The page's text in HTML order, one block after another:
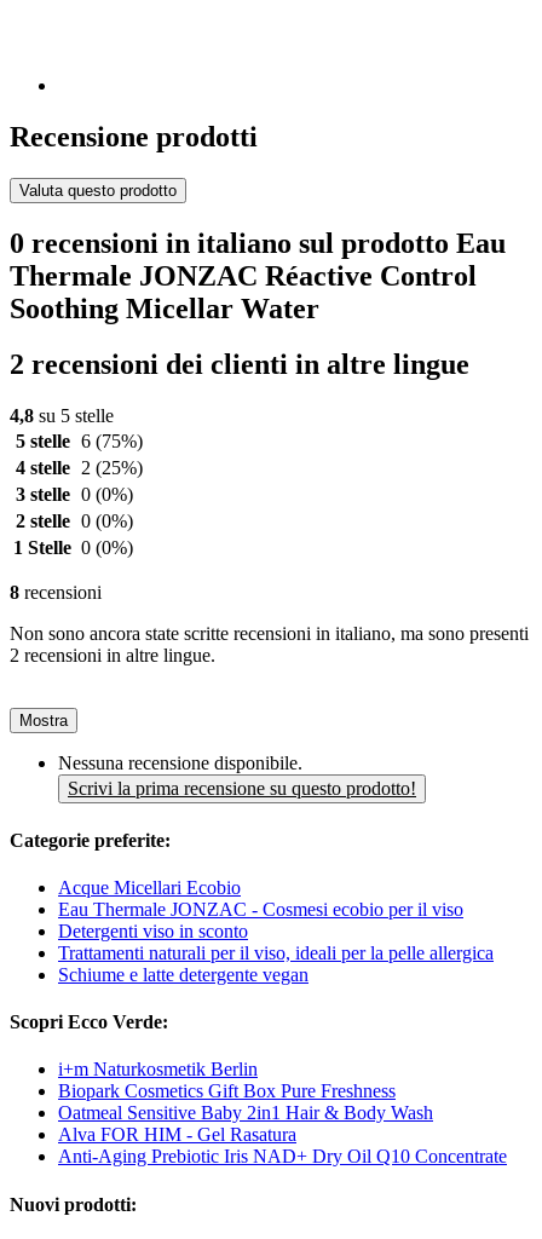
Recensione prodotti
Valuta questo prodotto
0 recensioni in italiano sul prodotto Eau
Thermale JONZAC Réactive Control
Soothing Micellar Water
2 recensioni dei clienti in altre lingue
4,8 su 5 stelle
5 stelle 6 (75%)
4 stelle
2 (25%)
3 stelle 0 (0%)
2 stelle 0 (0%)
1 Stelle 0 (0%)
8 recensioni
Non sono ancora state scritte recensioni in italiano, ma sono presenti
2 recensioni in altre lingue.
Mostra
Nessuna recensione disponibile.
Scrivi la prima recensione su questo prodotto!
Categorie preferite:
Acque Micellari Ecobio
Eau Thermale JONZAC - Cosmesi ecobio per il viso
Detergenti viso in sconto
Trattamenti naturali per il viso, ideali per la pelle allergica
Schiume e latte detergente vegan
Scopri Ecco Verde:
i+m Naturkosmetik Berlin
Biopark Cosmetics Gift Box Pure Freshness
Oatmeal Sensitive Baby 2in1 Hair & Body Wash
Alva FOR HIM - Gel Rasatura
Anti-Aging Prebiotic Iris NAD+ Dry Oil Q10 Concentrate
Nuovi prodotti: